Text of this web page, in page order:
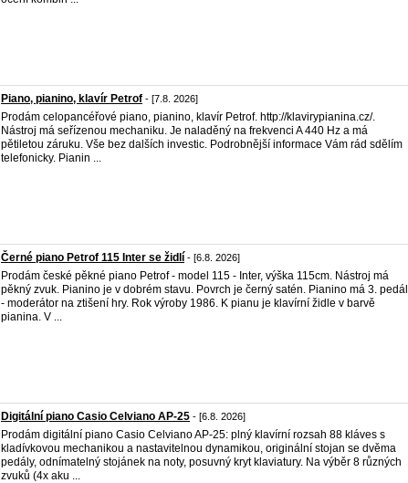
Piano, pianino, klavír Petrof - [7.8. 2026]
Prodám celopancéřové piano, pianino, klavír Petrof. http://klavirypianina.cz/.
Nástroj má seřízenou mechaniku. Je naladěný na frekvenci A 440 Hz a má
pětiletou záruku. Vše bez dalších investic. Podrobnější informace Vám rád sdělím
telefonicky. Pianin ...
Černé piano Petrof 115 Inter se židlí - [6.8. 2026]
Prodám české pěkné piano Petrof - model 115 - Inter, výška 115cm. Nástroj má
pěkný zvuk. Pianino je v dobrém stavu. Povrch je černý satén. Pianino má 3. pedál
- moderátor na ztišení hry. Rok výroby 1986. K pianu je klavírní židle v barvě
pianina. V ...
Digitální piano Casio Celviano AP-25 - [6.8. 2026]
Prodám digitální piano Casio Celviano AP-25: plný klavírní rozsah 88 kláves s
kladívkovou mechanikou a nastavitelnou dynamikou, originální stojan se dvěma
pedály, odnímatelný stojánek na noty, posuvný kryt klaviatury. Na výběr 8 různých
zvuků (4x aku ...